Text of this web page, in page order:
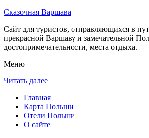
Сказочная Варшава
Сайт для туристов, отправляющихся в
прекрасной Варшаву и замечательной
достопримечательности, места отдыха.
Меню
Читать далее
Главная
Карта Польши
Отели Польши
О сайте